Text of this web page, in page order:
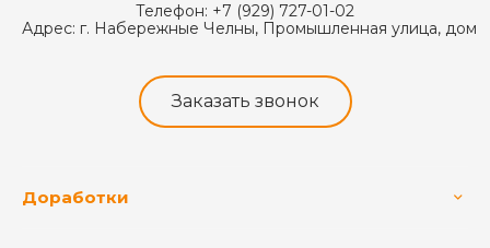
Телефон: +7 (929) 727-01-02
Адрес: г. Набережные Челны, Промышленная улица, дом
Заказать звонок
Доработки